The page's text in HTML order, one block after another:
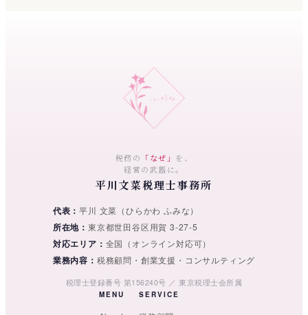
税務の 「なぜ」 を、
経営の武器に。
平川文菜税理士事務所
代表 平川 文菜（ひらかわ ふみな）
所在地 東京都世田谷区用賀 3-27-5
対応エリア 全国（オンライン対応可）
業務内容 税務顧問・創業支援・コンサルティング
税理士登録番号 第156240号 ／ 東京税理士会所属
MENU SERVICE